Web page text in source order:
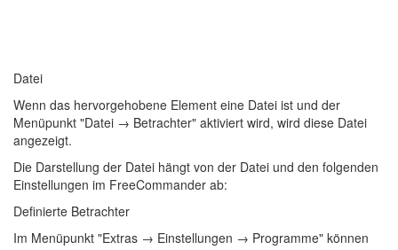
Datei
Wenn das hervorgehobene Element eine Datei ist und der
Menüpunkt "Datei → Betrachter" aktiviert wird, wird diese Datei
angezeigt.
Die Darstellung der Datei hängt von der Datei und den folgenden
Einstellungen im FreeCommander ab:
Definierte Betrachter
Im Menüpunkt "Extras → Einstellungen → Programme" können